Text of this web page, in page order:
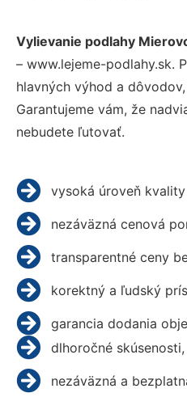
Vylievanie podlahy
– www.lejeme-podlahy.sk.
hlavných výhod a
Garantujeme vám, že
nebudete ľutovať.
vysoká úroveň
nezáväzná cenová
transparentné ceny
korektný a ľudský
garancia dodania
dlhoročné
nezáväzná a